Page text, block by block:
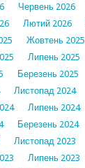
Червень 2026
Лютий 2026
Жовтень 2025
Липень 2025
Березень 2025
Листопад 2024
Липень 2024
Березень 2024
Листопад 2023
Липень 2023